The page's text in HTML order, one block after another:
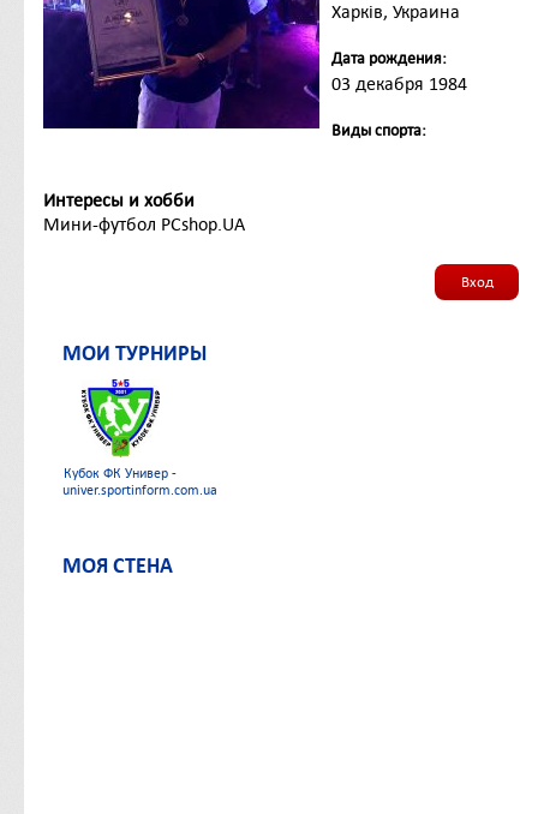
Харків, Украина
Дата рождения:
03 декабря 1984
Виды спорта:
Интересы и хобби
Мини-футбол PCshop.UA
Вход
МОИ ТУРНИРЫ
Кубок ФК Универ -
univer.sportinform.com.ua
МОЯ СТЕНА